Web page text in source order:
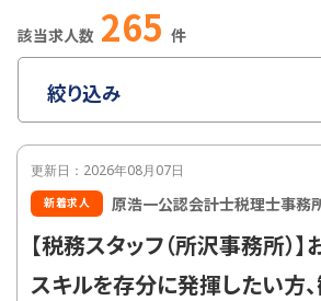
更新日：2026年08月07日
新着求人 原浩一公認会計士税理士事務
【税務スタッフ（所沢事務所）
スキルを存分に発揮したい方
該当求人数 265 件
絞り込み
職種
雇用形態
年収
勤務地